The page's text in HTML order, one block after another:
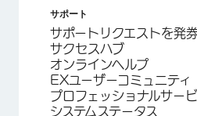
サポート
サポートリクエストを発
サクセスハブ
オンラインヘルプ
EXユーザーコミュニティ
プロフェッショナルサー
システムステータス